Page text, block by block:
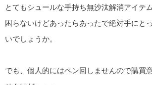
とてもシュールな手持ち無沙汰解消アイテ
困らないけどあったらあったで絶対手にと
いでしょうか。
でも、個人的にはペン回しませんので購買